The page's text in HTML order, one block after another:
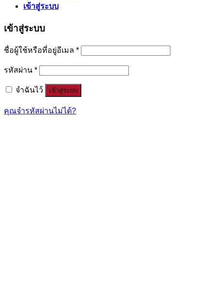
เข้าสู่ระบบ
เข้าสู่ระบบ
ชื่อผู้ใช้หรือที่อยู่อีเมล *
รหัสผ่าน *
จำฉันไว้ เข้าสู่ระบบ
คุณจำรหัสผ่านไม่ได้?